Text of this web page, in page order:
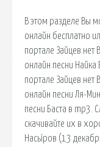
В этом разделе Вы
онлайн бесплатно
портале Зайцев.нет
онлайн песни
портале Зайцев.нет
онлайн песни Ля-
песни Баста в mp3.
скачивайте их в
Насы́ров (13